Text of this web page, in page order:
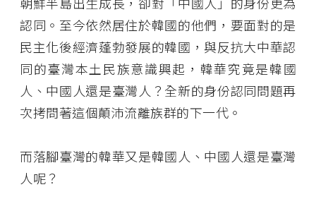
認同。至今依然居住於韓國的他們，要面對的是
民主化後經濟蓬勃發展的韓國，與反抗大中華認
同的臺灣本土民族意識興起，韓華究竟是韓國
人、中國人還是臺灣人？全新的身份認同問題再
次拷問著這個顛沛流離族群的下一代。
而落腳臺灣的韓華又是韓國人、中國人還是臺灣
人呢？